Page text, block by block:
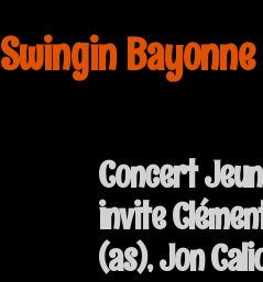
Swingin Bayonne
Concert
invite
(as), Jon